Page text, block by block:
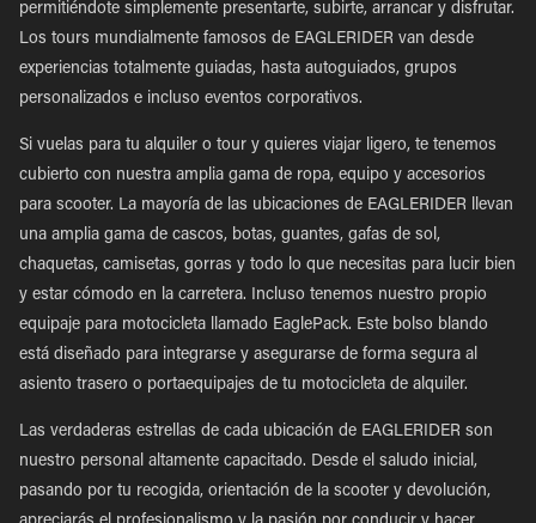
permitiéndote simplemente presentarte, subirte, arrancar y disfrutar.
Los tours mundialmente famosos de EAGLERIDER van desde
experiencias totalmente guiadas, hasta autoguiados, grupos
personalizados e incluso eventos corporativos.
Si vuelas para tu alquiler o tour y quieres viajar ligero, te tenemos
cubierto con nuestra amplia gama de ropa, equipo y accesorios
para scooter. La mayoría de las ubicaciones de EAGLERIDER llevan
una amplia gama de cascos, botas, guantes, gafas de sol,
chaquetas, camisetas, gorras y todo lo que necesitas para lucir bien
y estar cómodo en la carretera. Incluso tenemos nuestro propio
equipaje para motocicleta llamado EaglePack. Este bolso blando
está diseñado para integrarse y asegurarse de forma segura al
asiento trasero o portaequipajes de tu motocicleta de alquiler.
Las verdaderas estrellas de cada ubicación de EAGLERIDER son
nuestro personal altamente capacitado. Desde el saludo inicial,
pasando por tu recogida, orientación de la scooter y devolución,